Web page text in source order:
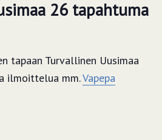
26 tapahtuma
tapaan Turvallinen Uusimaa
ilmoittelua mm.Vapepa